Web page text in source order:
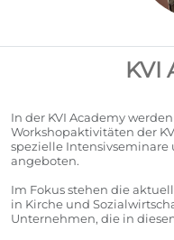
KVI
In der KVI Academy
Workshopaktivitäten der
spezielle
angeboten.
Im Fokus stehen die
in Kirche und
Unternehmen, die in